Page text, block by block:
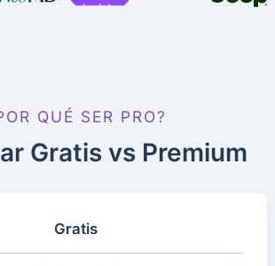
QUÉ SER PRO?
Gratis vs Premium
Gratis